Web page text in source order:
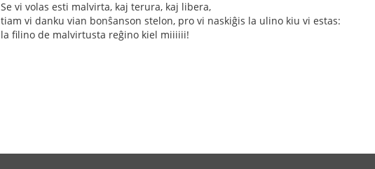
Se vi volas esti malvirta, kaj terura, kaj libera,
tiam vi danku vian bonŝanson stelon, pro vi naskiĝis la ulino kiu vi estas:
la filino de malvirtusta reĝino kiel miiiiii!